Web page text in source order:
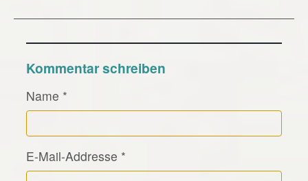
Kommentar schreiben
Name *
E-Mail-Addresse *